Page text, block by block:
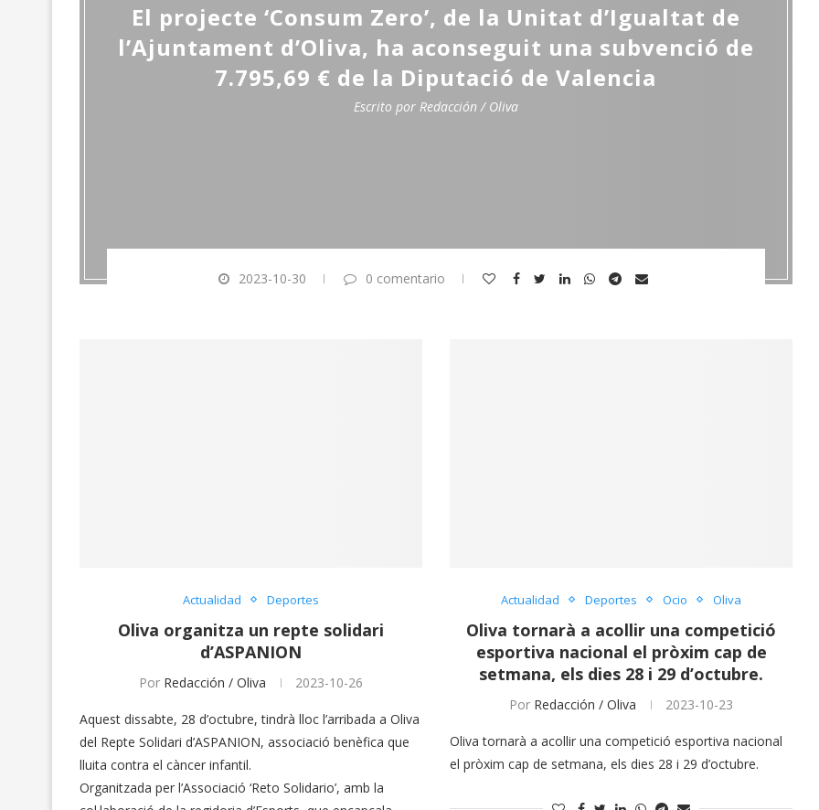
El projecte ‘Consum Zero’, de la Unitat d’Igualtat de
l’Ajuntament d’Oliva, ha aconseguit una subvenció de
7.795,69 € de la Diputació de Valencia
Escrito por Redacción / Oliva
2023-10-30 0 comentario
Actualidad Deportes
Oliva organitza un repte solidari
d’ASPANION
Por Redacción / Oliva 2023-10-26
Aquest dissabte, 28 d’octubre, tindrà lloc l’arribada a Oliva
del Repte Solidari d’ASPANION, associació benèfica que
lluita contra el càncer infantil.
Organitzada per l’Associació ‘Reto Solidario’, amb la
Actualidad Deportes Ocio Oliva
Oliva tornarà a acollir una competició
esportiva nacional el pròxim cap de
setmana, els dies 28 i 29 d’octubre.
Por Redacción / Oliva 2023-10-23
Oliva tornarà a acollir una competició esportiva nacional
el pròxim cap de setmana, els dies 28 i 29 d’octubre.